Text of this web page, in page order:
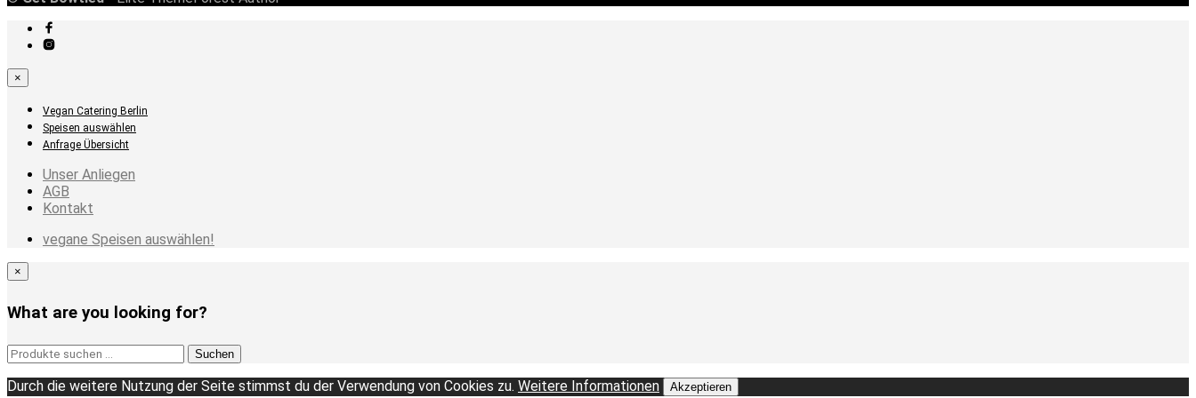
×
Vegan Catering Berlin
Speisen auswählen
Anfrage Übersicht
Unser Anliegen
AGB
Kontakt
vegane Speisen auswählen!
×
What are you looking for?
Suchen
nach:
Suchen
Durch die weitere Nutzung der Seite stimmst du der Verwendung von Cookies zu. Weitere Informationen Akzeptieren